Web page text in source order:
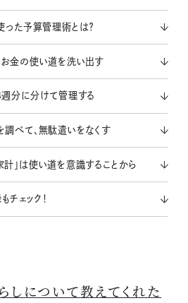
った予算管理術とは？
金の使い道を洗い出す
分に分けて管理する
調べて、無駄遣いをなくす
計」は使い道を意識することから
チェック！
しについて教えてくれた